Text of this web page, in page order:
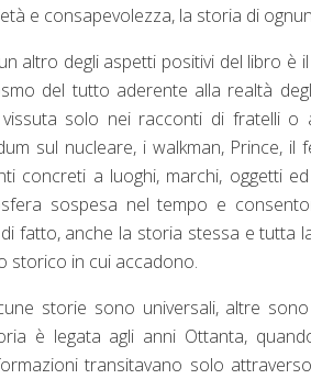
e consapevolezza, la storia di
altro degli aspetti positivi del libro
del tutto aderente alla realtà
solo nei racconti di fratelli o
sul nucleare, i walkman, Prince,
concreti a luoghi, marchi, oggetti
sospesa nel tempo e
fatto, anche la storia stessa e tutta
storico in cui accadono.
storie sono universali, altre
è legata agli anni Ottanta,
transitavano solo